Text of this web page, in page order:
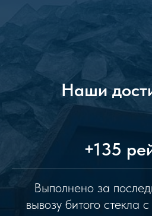
Наши
+135
Выполнено за
вывозу битого стекла